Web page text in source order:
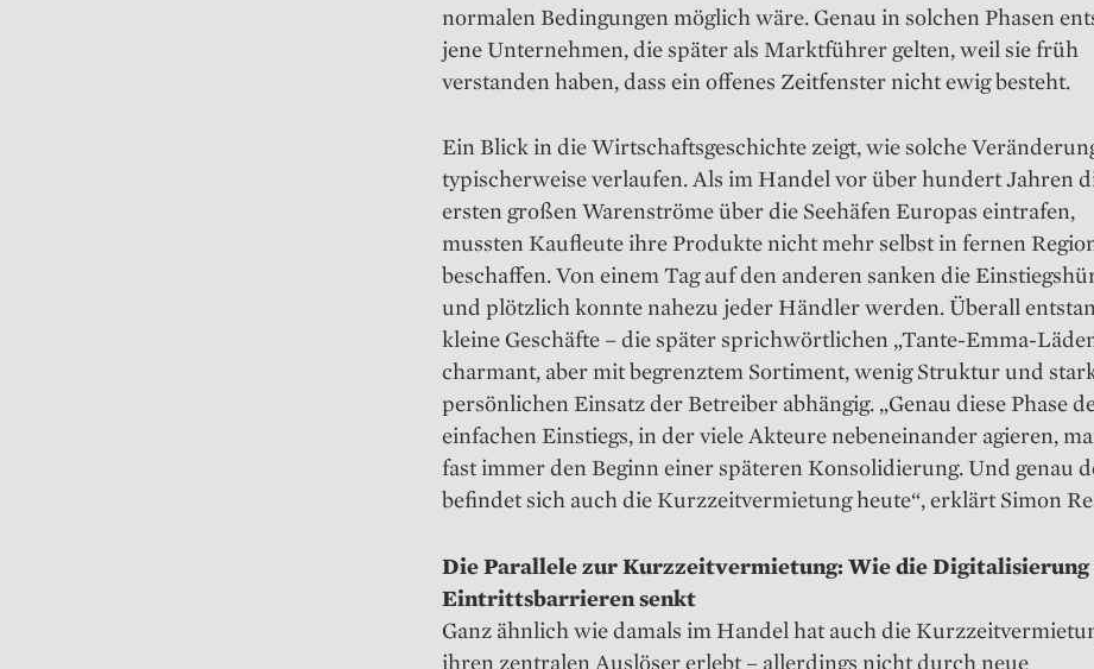
normalen Bedingungen möglich wäre. Genau in solchen Phasen
jene Unternehmen, die später als Marktführer gelten, weil sie früh
verstanden haben, dass ein offenes Zeitfenster nicht ewig besteht.
Ein Blick in die Wirtschaftsgeschichte zeigt, wie solche
typischerweise verlaufen. Als im Handel vor über hundert Jahren
ersten großen Warenströme über die Seehäfen Europas eintrafen,
mussten Kaufleute ihre Produkte nicht mehr selbst in fernen
beschaffen. Von einem Tag auf den anderen sanken die
und plötzlich konnte nahezu jeder Händler werden. Überall
kleine Geschäfte – die später sprichwörtlichen „Tante-Emma-
charmant, aber mit begrenztem Sortiment, wenig Struktur und
persönlichen Einsatz der Betreiber abhängig. „Genau diese Phase
einfachen Einstiegs, in der viele Akteure nebeneinander agieren,
fast immer den Beginn einer späteren Konsolidierung. Und genau
befindet sich auch die Kurzzeitvermietung heute“, erklärt Simon
Die Parallele zur Kurzzeitvermietung: Wie die Digitalisierung
Eintrittsbarrieren senkt
Ganz ähnlich wie damals im Handel hat auch die
ihren zentralen Auslöser erlebt – allerdings nicht durch neue